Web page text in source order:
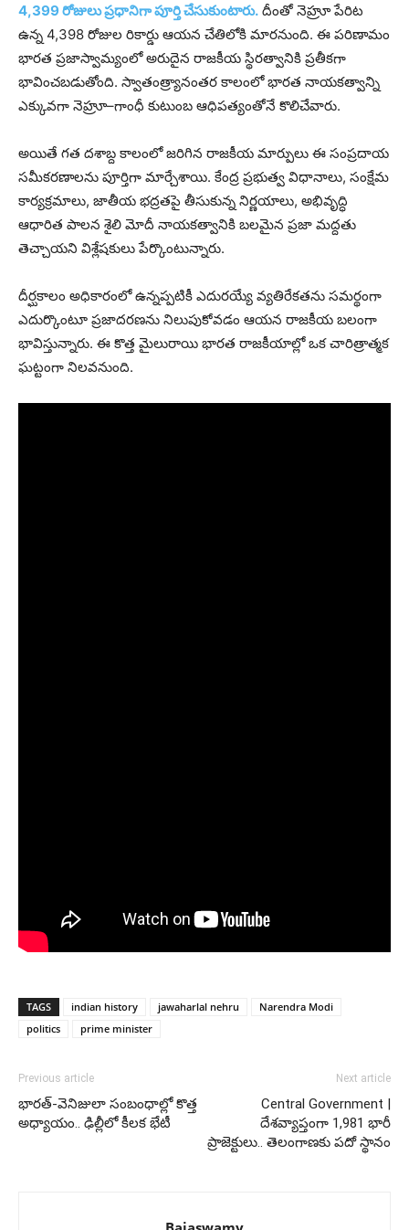
4,399 రోజులు ప్రధానిగా పూర్తి చేసుకుంటారు. దీంతో నెహ్రూ పేరిట
ఉన్న 4,398 రోజుల రికార్డు ఆయన చేతిలోకి మారనుంది. ఈ పరిణామం
భారత ప్రజాస్వామ్యంలో అరుదైన రాజకీయ స్థిరత్వానికి ప్రతీకగా
భావించబడుతోంది. స్వాతంత్ర్యానంతర కాలంలో భారత నాయకత్వాన్ని
ఎక్కువగా నెహ్రూ–గాంధీ కుటుంబ ఆధిపత్యంతోనే కొలిచేవారు.
అయితే గత దశాబ్ద కాలంలో జరిగిన రాజకీయ మార్పులు ఈ సంప్రదాయ
సమీకరణాలను పూర్తిగా మార్చేశాయి. కేంద్ర ప్రభుత్వ విధానాలు, సంక్షేమ
కార్యక్రమాలు, జాతీయ భద్రతపై తీసుకున్న నిర్ణయాలు, అభివృద్ధి
ఆధారిత పాలన శైలి మోదీ నాయకత్వానికి బలమైన ప్రజా మద్దతు
తెచ్చాయని విశ్లేషకులు పేర్కొంటున్నారు.
దీర్ఘకాలం అధికారంలో ఉన్నప్పటికీ ఎదురయ్యే వ్యతిరేకతను సమర్థంగా
ఎదుర్కొంటూ ప్రజాదరణను నిలుపుకోవడం ఆయన రాజకీయ బలంగా
భావిస్తున్నారు. ఈ కొత్త మైలురాయి భారత రాజకీయాల్లో ఒక చారిత్రాత్మక
ఘట్టంగా నిలవనుంది.
TAGS indian history jawaharlal nehru
Narendra Modi
politics
prime minister
Previous article
భారత్-వెనిజులా సంబంధాల్లో కొత్త
అధ్యాయం.. ఢిల్లీలో కీలక భేటీ
Next article
Central Government |
దేశవ్యాప్తంగా 1,981 భారీ
ప్రాజెక్టులు.. తెలంగాణకు పదో స్థానం